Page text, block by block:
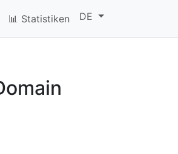
📊 Statistiken DE